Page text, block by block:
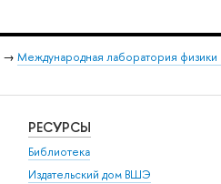
→ Международная лаборатория
РЕСУРСЫ
Библиотека
Издательский дом ВШЭ